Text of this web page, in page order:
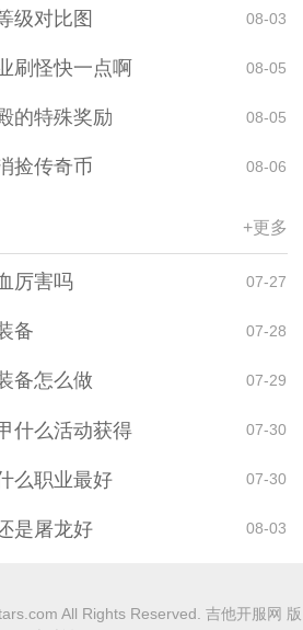
级对比图 08-03
刷怪快一点啊 08-05
的特殊奖励 08-05
捡传奇币 08-06
+更多
厉害吗 07-27
备 07-28
备怎么做 07-29
什么活动获得 07-30
么职业最好 07-30
是屠龙好 08-03
All Rights Reserved. 吉他开服网 版